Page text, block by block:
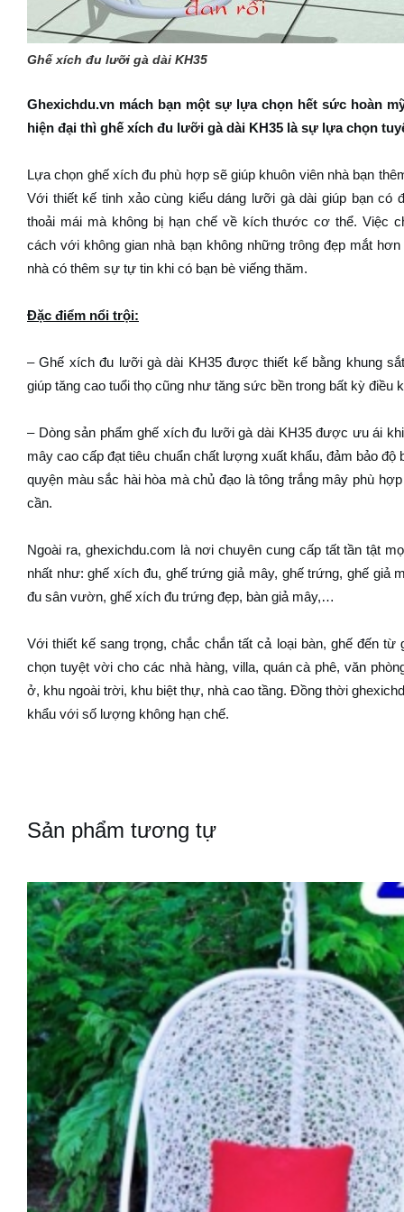
Ghế xích đu lưỡi gà dài KH35
Ghexichdu.vn mách bạn một sự lựa chọn hết sức hoàn
hiện đại thì ghế xích đu lưỡi gà dài KH35 là sự lựa chọn
Lựa chọn ghế xích đu phù hợp sẽ giúp khuôn viên nhà bạn
Với thiết kế tinh xảo cùng kiểu dáng lưỡi gà dài giúp bạn có
thoải mái mà không bị hạn chế về kích thước cơ thể. Việc
cách với không gian nhà bạn không những trông đẹp mắt
nhà có thêm sự tự tin khi có bạn bè viếng thăm.
Đặc điểm nổi trội:
– Ghế xích đu lưỡi gà dài KH35 được thiết kế bằng khung
giúp tăng cao tuổi thọ cũng như tăng sức bền trong bất kỳ điều
– Dòng sản phẩm ghế xích đu lưỡi gà dài KH35 được ưu ái
mây cao cấp đạt tiêu chuẩn chất lượng xuất khẩu, đảm bảo
quyện màu sắc hài hòa mà chủ đạo là tông trắng mây phù
cần.
Ngoài ra, ghexichdu.com là nơi chuyên cung cấp tất tần tật
nhất như: ghế xích đu, ghế trứng giả mây, ghế trứng, ghế giả
đu sân vườn, ghế xích đu trứng đẹp, bàn giả mây,…
Với thiết kế sang trọng, chắc chắn tất cả loại bàn, ghế đến
chọn tuyệt vời cho các nhà hàng, villa, quán cà phê, văn
ở, khu ngoài trời, khu biệt thự, nhà cao tầng. Đồng thời
khẩu với số lượng không hạn chế.
Sản phẩm tương tự